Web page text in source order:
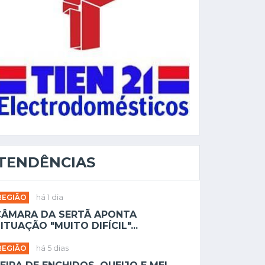
há 1 dia
DA SERTÃ APONTA
"MUITO DIFÍCIL"...
há 5 dias